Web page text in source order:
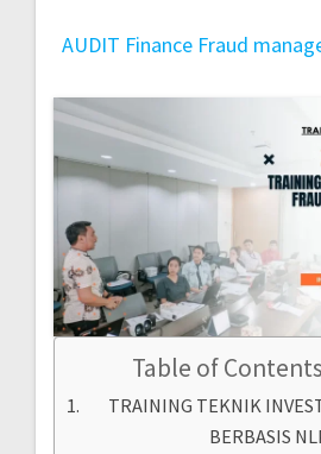
AUDIT Finance Fraud
Table of Contents
TRAINING TEKNIK
BERBASIS